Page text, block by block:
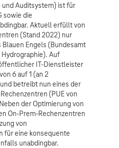
Auditsystem) ist für
sowie die
Aktuell erfüllt von
(Stand 2022) nur
Engels (Bundesamt
Auf
IT-Dienstleister
6 auf 1 (an 2
betreibt nun eines der
(PUE von
der Optimierung von
On-Prem-Rechenzentren
von
für eine konsequente
unabdingbar.